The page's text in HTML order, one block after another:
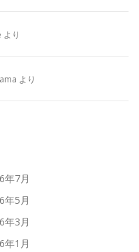
より
より
年7月
年5月
年3月
年1月